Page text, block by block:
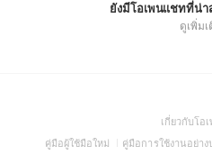
ยังมีโอเพนแชทที่น่
ดูเพิ่ม
เกี่ยวกับโอ
คู่มือผู้ใช้มือใหม่
(Open
คู่มือการใช้งานอย่า